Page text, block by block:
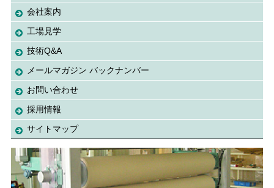
会社案内
工場見学
技術Q&A
メールマガジン バックナンバー
お問い合わせ
採用情報
サイトマップ